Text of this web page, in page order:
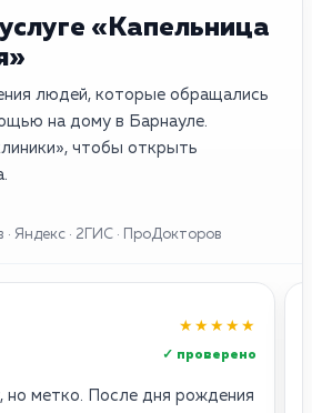
«Капельница
людей, которые обращались
на дому в Барнауле.
чтобы открыть
· Яндекс · 2ГИС · ПроДокторов
★★★★★
✓ проверено
но метко. После дня рождения